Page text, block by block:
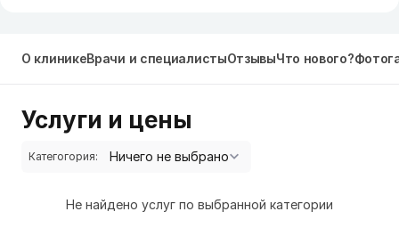
О клиникеВрачи и специалистыОтзывыЧто нового?
Услуги и цены
Категогория:
Не найдено услуг по выбранной категории